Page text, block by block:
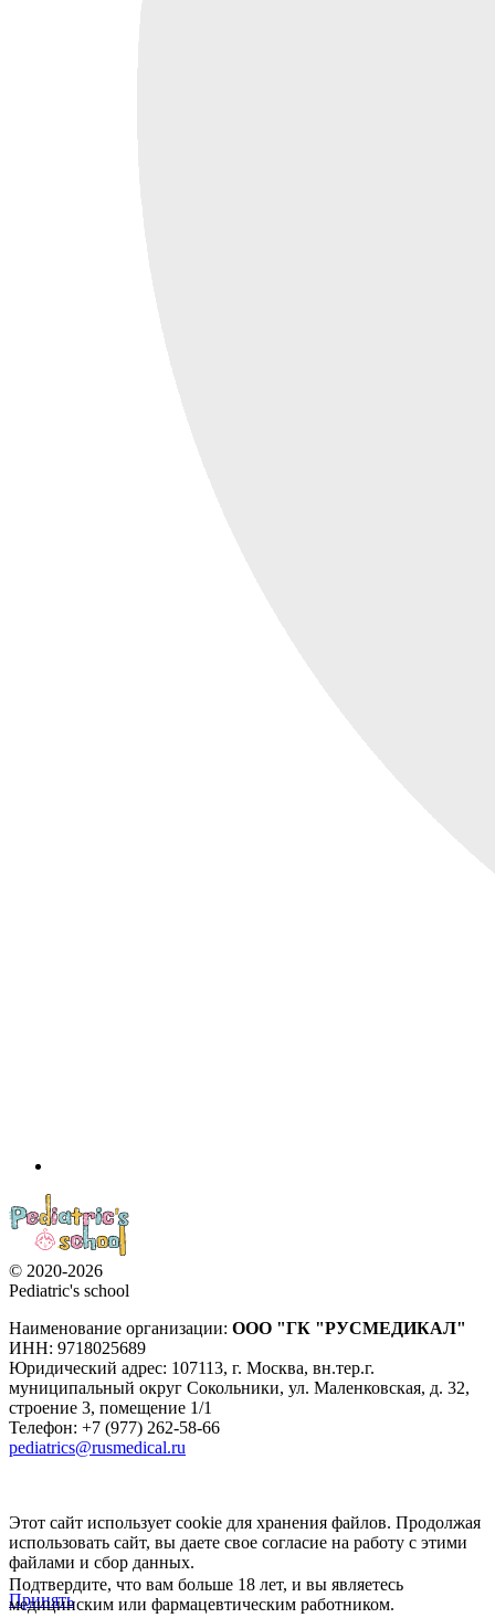
© 2020-2026
Pediatric's school
Наименование организации: ООО "ГК "РУСМЕДИКАЛ"
ИНН: 9718025689
Юридический адрес: 107113, г. Москва, вн.тер.г.
муниципальный округ Сокольники, ул. Маленковская, д. 32,
строение 3, помещение 1/1
Телефон: +7 (977) 262-58-66
pediatrics@rusmedical.ru
Этот сайт использует cookie для хранения файлов. Продолжая
использовать сайт, вы даете свое согласие на работу с этими
файлами и сбор данных.
Принять
Подтвердите, что вам больше 18 лет, и вы являетесь
медицинским или фармацевтическим работником.